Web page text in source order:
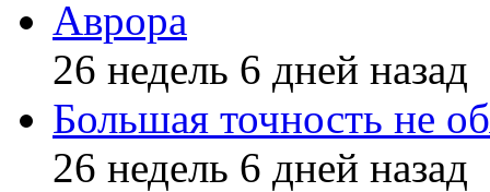
Аврора
26 недель 6 дней назад
Большая точность не
26 недель 6 дней назад